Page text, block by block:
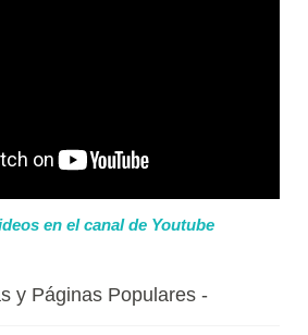
en el canal de Youtube
y Páginas Populares